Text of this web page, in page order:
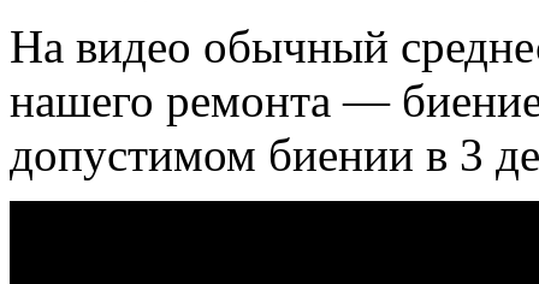
На видео обычный
нашего ремонта —
допустимом биении в 3